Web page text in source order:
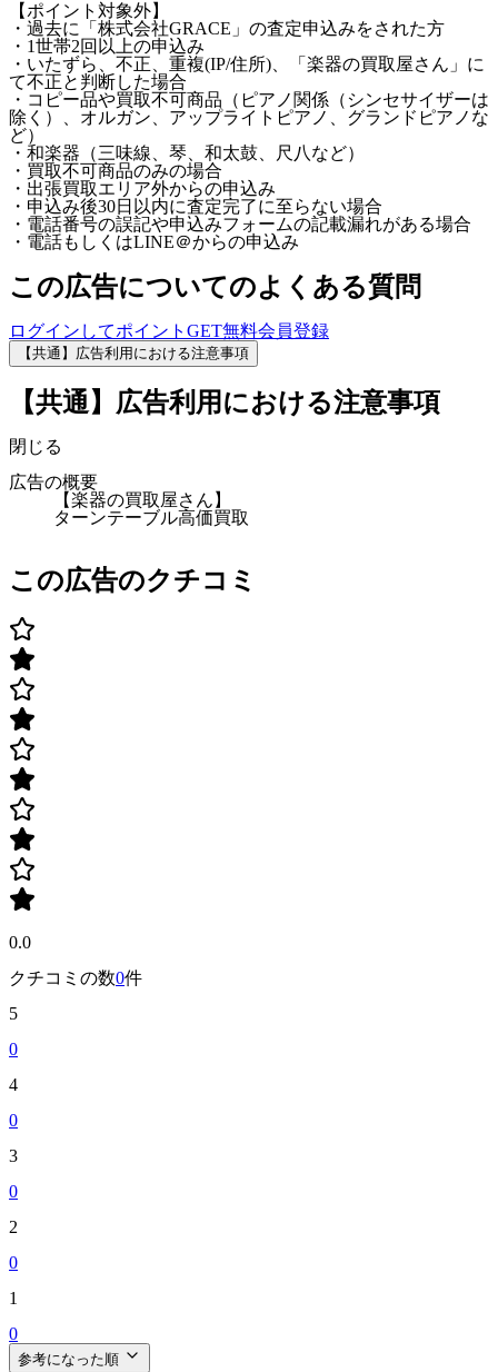
【ポイント対象外】
・過去に「株式会社GRACE」の査定申込みをされた方
・1世帯2回以上の申込み
・いたずら、不正、重複(IP/住所)、「楽器の買取屋さん」に
て不正と判断した場合
・コピー品や買取不可商品（ピアノ関係（シンセサイザーは
除く）、オルガン、アップライトピアノ、グランドピアノな
ど）
・和楽器（三味線、琴、和太鼓、尺八など）
・買取不可商品のみの場合
・出張買取エリア外からの申込み
・申込み後30日以内に査定完了に至らない場合
・電話番号の誤記や申込みフォームの記載漏れがある場合
・電話もしくはLINE＠からの申込み
この広告についてのよくある質問
ログインしてポイントGET無料会員登録
【共通】広告利用における注意事項
【共通】広告利用における注意事項
閉じる
広告の概要
【楽器の買取屋さん】
ターンテーブル高価買取
この広告のクチコミ
0.0
クチコミの数0件
5
0
4
0
3
0
2
0
1
0
参考になった順